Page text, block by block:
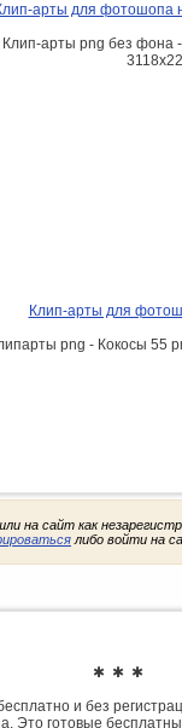
арты для фотошопа
Клип-арты png без фона
Клип-арты для
png - Кокосы 55
на сайт как
либо войти на
✱ ✱ ✱
и без
Это готовые